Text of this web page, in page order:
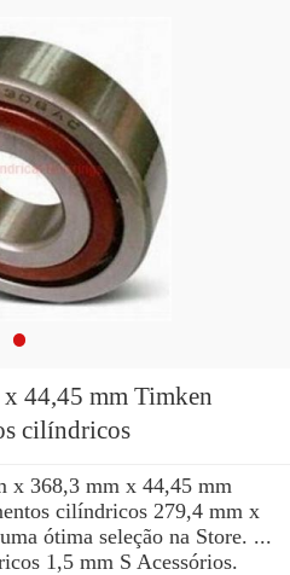
mm Timken
cilíndricos
x 368,3 mm x 44,45 mm
cilíndricos 279,4 mm x
ótima seleção na Store. ...
1,5 mm S Acessórios.